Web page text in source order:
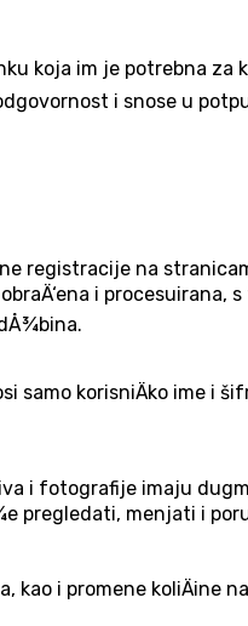
koja im je potrebna
i snose u
registracije na
i procesuirana,
samo korisniÄko ime i
i fotografije imaju
pregledati, menjati i
kao i promene koliÄine